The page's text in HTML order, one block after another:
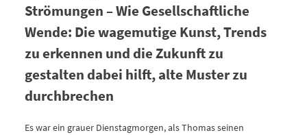
Strömungen – Wie Gesellschaftliche
Wende: Die wagemutige Kunst, Trends
zu erkennen und die Zukunft zu
gestalten dabei hilft, alte Muster zu
durchbrechen
Es war ein grauer Dienstagmorgen, als Thomas seinen